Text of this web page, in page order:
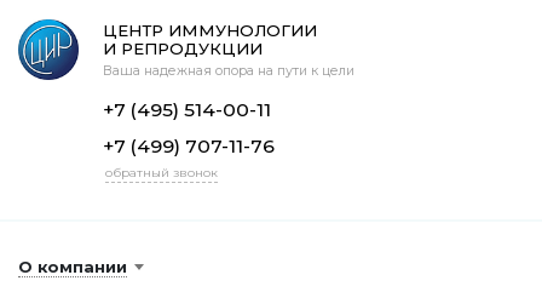
ЦЕНТР ИММУНОЛОГИИ
И РЕПРОДУКЦИИ
Ваша надежная опора на пути к цели
+7 (495) 514-00-11
+7 (499) 707-11-76
обратный звонок
О компании